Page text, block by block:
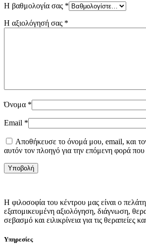
Η βαθμολογία σας *
Η αξιολόγησή σας *
Όνομα *
Email *
Αποθήκευσε το όνομά μου, email, και
αυτόν τον πλοηγό για την επόμενη φορά
Υποβολή
Η φιλοσοφία του κέντρου μας είναι ο
εξατομικευμένη αξιολόγηση, διάγνωση,
σεβασμό και ειλικρίνεια για τις θεραπείες
Υπηρεσίες